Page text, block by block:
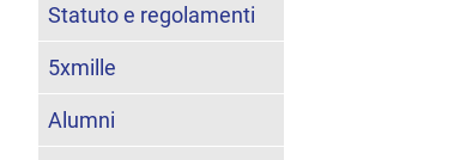
Statuto e regolamenti
5xmille
Alumni